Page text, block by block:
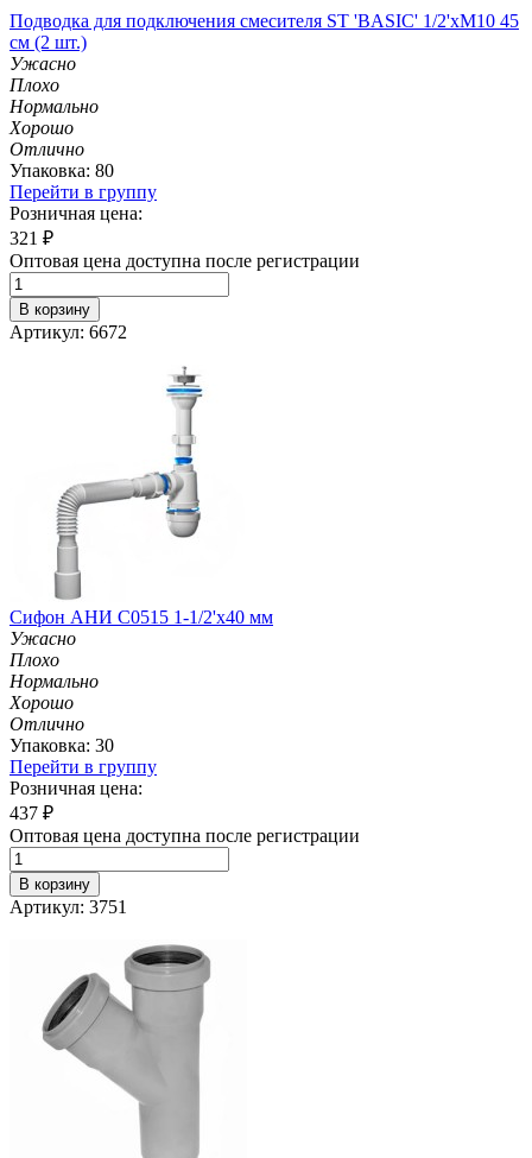
Подводка для подключения смесителя ST 'BASIC' 1/2'хМ10 45
см (2 шт.)
Ужасно
Плохо
Нормально
Хорошо
Отлично
Упаковка: 80
Перейти в группу
Розничная цена:
321 ₽
Оптовая цена доступна после регистрации
В корзину
Артикул: 6672
Сифон АНИ C0515 1-1/2'х40 мм
Ужасно
Плохо
Нормально
Хорошо
Отлично
Упаковка: 30
Перейти в группу
Розничная цена:
437 ₽
Оптовая цена доступна после регистрации
В корзину
Артикул: 3751